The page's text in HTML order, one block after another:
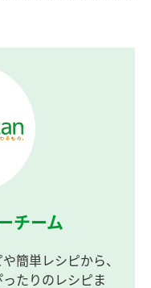
チーム
簡単レシピから、
たりのレシピま